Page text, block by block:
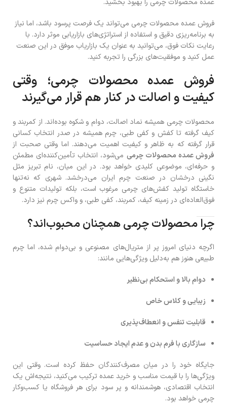
عمده محصولات چرمی را بهبود بخشید.
فروش عمده محصولات چرمی می‌تواند یک فرصت پرسود باشد، اما نیاز
به برنامه‌ریزی دقیق و استفاده از استراتژی‌های بازاریابی موثر دارد. با
رعایت نکات فوق، می‌توانید به عنوان یک بازاریاب موفق در این صنعت
عمل کنید و موفقیت‌های بزرگی را تجربه کنید.
فروش عمده محصولات چرمی؛ وقتی
کیفیت و اصالت در کنار هم قرار می‌گیرند
محصولات چرمی همیشه نماد اصالت، دوام و شکوه بوده‌اند. از کمربند و
کیف گرفته تا کفش و کفی طبی، چرم همیشه در صدر انتخاب کسانی
قرار گرفته که به ظاهر و کیفیت اهمیت می‌دهند. اما وقتی صحبت از
فروش عمده محصولات چرمی می‌شود، انتخاب تأمین‌کننده‌ای مطمئن
و حرفه‌ای، موضوعی کلیدی خواهد بود. در این میان، نام تبریز مثل
نگینی درخشان در صنعت چرم ایران می‌درخشد. شهری که نه‌تنها
خاستگاه تولید کفش‌های چرمی مرغوب است، بلکه تولیدات متنوع و
فوق‌العاده‌ای در زمینه کیف، کمربند، کفی طبی، و واکس چرم نیز دارد.
چرا محصولات چرمی همچنان محبوب‌اند؟
اگرچه دنیای امروز پر از متریال‌های مصنوعی و بی‌دوام شده، اما چرم
طبیعی هنوز هم به‌دلیل ویژگی‌هایی مانند:
دوام بالا و استحکام بی‌نظیر
زیبایی و کلاس خاص
قابلیت تنفس و انعطاف‌پذیری
سازگاری با فرم بدن و عدم ایجاد حساسیت
جایگاه خود را در میان مصرف‌کنندگان حفظ کرده است. وقتی این
ویژگی‌ها را با قیمت مناسب و خرید عمده ترکیب می‌کنید، نتیجه‌اش یک
انتخاب اقتصادی، هوشمندانه و پر سود برای هر فروشگاه یا کسب‌و‌کار
چرمی خواهد بود.